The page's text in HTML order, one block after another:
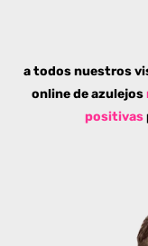
a todos nuestros
online de azulejos
positivas